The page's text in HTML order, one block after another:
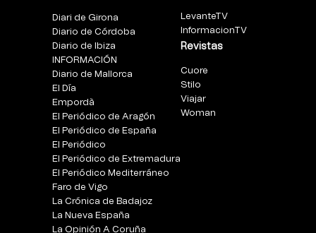
Diari de Girona
Diario de Córdoba
Diario de Ibiza
INFORMACIÓN
Diario de Mallorca
El Día
Empordà
El Periódico de Aragón
El Periódico de España
El Periódico
El Periódico de Extremadura
El Periódico Mediterráneo
Faro de Vigo
La Crónica de Badajoz
La Nueva España
La Opinión A Coruña
LevanteTV
InformacionTV
Revistas
Cuore
Stilo
Viajar
Woman